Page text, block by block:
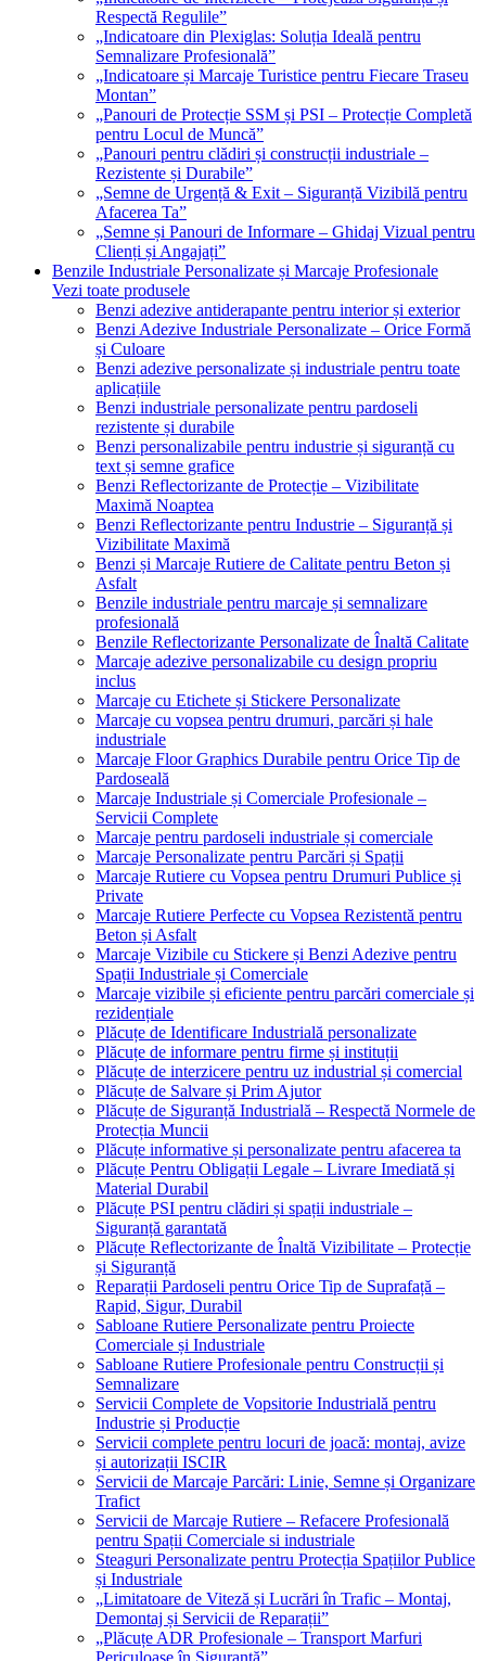
Respectă Regulile”
„Indicatoare din Plexiglas: Soluția Ideală pentru
Semnalizare Profesională”
„Indicatoare și Marcaje Turistice pentru Fiecare Traseu
Montan”
„Panouri de Protecție SSM și PSI – Protecție Completă
pentru Locul de Muncă”
„Panouri pentru clădiri și construcții industriale –
Rezistente și Durabile”
„Semne de Urgență & Exit – Siguranță Vizibilă pentru
Afacerea Ta”
„Semne și Panouri de Informare – Ghidaj Vizual pentru
Clienți și Angajați”
Benzile Industriale Personalizate și Marcaje Profesionale
Vezi toate produsele
Benzi adezive antiderapante pentru interior și exterior
Benzi Adezive Industriale Personalizate – Orice Formă
și Culoare
Benzi adezive personalizate și industriale pentru toate
aplicațiile
Benzi industriale personalizate pentru pardoseli
rezistente și durabile
Benzi personalizabile pentru industrie și siguranță cu
text și semne grafice
Benzi Reflectorizante de Protecție – Vizibilitate
Maximă Noaptea
Benzi Reflectorizante pentru Industrie – Siguranță și
Vizibilitate Maximă
Benzi și Marcaje Rutiere de Calitate pentru Beton și
Asfalt
Benzile industriale pentru marcaje și semnalizare
profesională
Benzile Reflectorizante Personalizate de Înaltă Calitate
Marcaje adezive personalizabile cu design propriu
inclus
Marcaje cu Etichete și Stickere Personalizate
Marcaje cu vopsea pentru drumuri, parcări și hale
industriale
Marcaje Floor Graphics Durabile pentru Orice Tip de
Pardoseală
Marcaje Industriale și Comerciale Profesionale –
Servicii Complete
Marcaje pentru pardoseli industriale și comerciale
Marcaje Personalizate pentru Parcări și Spații
Marcaje Rutiere cu Vopsea pentru Drumuri Publice și
Private
Marcaje Rutiere Perfecte cu Vopsea Rezistentă pentru
Beton și Asfalt
Marcaje Vizibile cu Stickere și Benzi Adezive pentru
Spații Industriale și Comerciale
Marcaje vizibile și eficiente pentru parcări comerciale și
rezidențiale
Plăcuțe de Identificare Industrială personalizate
Plăcuțe de informare pentru firme și instituții
Plăcuțe de interzicere pentru uz industrial și comercial
Plăcuțe de Salvare și Prim Ajutor
Plăcuțe de Siguranță Industrială – Respectă Normele de
Protecția Muncii
Plăcuțe informative și personalizate pentru afacerea ta
Plăcuțe Pentru Obligații Legale – Livrare Imediată și
Material Durabil
Plăcuțe PSI pentru clădiri și spații industriale –
Siguranță garantată
Plăcuțe Reflectorizante de Înaltă Vizibilitate – Protecție
și Siguranță
Reparații Pardoseli pentru Orice Tip de Suprafață –
Rapid, Sigur, Durabil
Sabloane Rutiere Personalizate pentru Proiecte
Comerciale și Industriale
Sabloane Rutiere Profesionale pentru Construcții și
Semnalizare
Servicii Complete de Vopsitorie Industrială pentru
Industrie și Producție
Servicii complete pentru locuri de joacă: montaj, avize
și autorizații ISCIR
Servicii de Marcaje Parcări: Linie, Semne și Organizare
Trafict
Servicii de Marcaje Rutiere – Refacere Profesională
pentru Spații Comerciale si industriale
Steaguri Personalizate pentru Protecția Spațiilor Publice
și Industriale
„Limitatoare de Viteză și Lucrări în Trafic – Montaj,
Demontaj și Servicii de Reparații”
„Plăcuțe ADR Profesionale – Transport Marfuri
Periculoase în Siguranță”